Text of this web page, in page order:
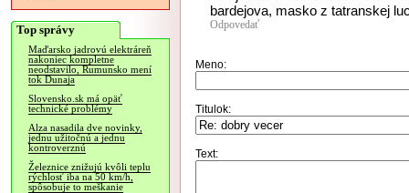
Top správy
Maďarsko jadrovú elektráreň
nakoniec kompletne
neodstavilo, Rumunsko mení
tok Dunaja
Slovensko.sk má opäť
technické problémy
Alza nasadila dve novinky,
jednu užitočnú a jednu
kontroverznú
Železnice znižujú kvôli teplu
rýchlosť iba na 50 km/h,
spôsobuje to meškanie
bardejova, masko z tatranskej
Odpovedať
Meno:
Titulok:
Text: